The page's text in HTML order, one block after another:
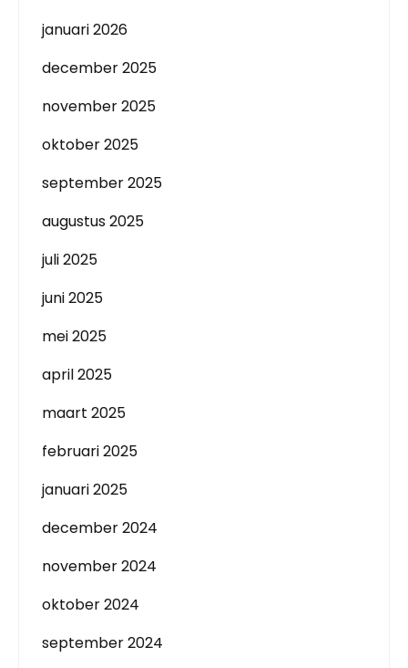
januari 2026
december 2025
november 2025
oktober 2025
september 2025
augustus 2025
juli 2025
juni 2025
mei 2025
april 2025
maart 2025
februari 2025
januari 2025
december 2024
november 2024
oktober 2024
september 2024